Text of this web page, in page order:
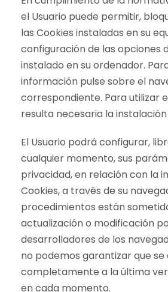
el Usuario puede permitir,
las Cookies instaladas en su
configuración de las opciones
instalado en su ordenador.
información pulse sobre el
correspondiente. Para utilizar
resulta necesaria la instalación
El Usuario podrá configurar,
cualquier momento, sus
privacidad, en relación con la
Cookies, a través de su
procedimientos están
actualización o modificación
desarrolladores de los
no podemos garantizar que se
completamente a la última
en cada momento.